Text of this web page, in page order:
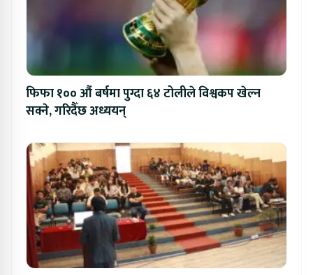
फिफा १०० औं बर्षमा पुग्दा ६४ टोलीले विश्वकप खेल्न
सक्ने, गरिदैँछ अध्ययन्